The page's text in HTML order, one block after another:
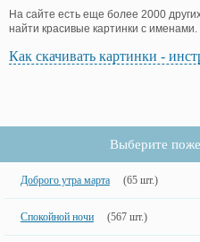
На сайте есть еще более 2000
найти красивые картинки с именами.
Как скачивать картинки -
Выберите
Доброго утра марта (65 шт.)
Спокойной ночи (567 шт.)